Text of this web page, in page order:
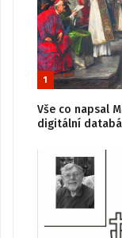
1
Vše co napsal
digitální